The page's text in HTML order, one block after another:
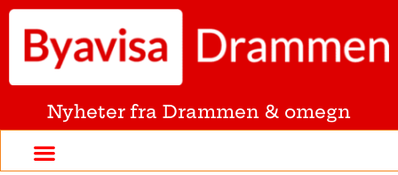
Nyheter fra Drammen & omegn